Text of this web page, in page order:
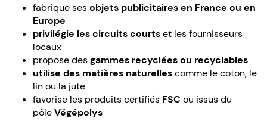
fabrique sesobjets publicitaires en France ou en
Europe
privilégie les circuits courtset les fournisseurs
locaux
propose desgammes recyclées ou recyclables
utilise des matières naturellescomme le coton, le
lin ou la jute
favorise les produits certifiés FSC ou issus du
pôleVégépolys